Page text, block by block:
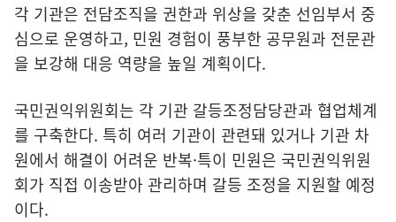
각 기관은 전담조직을 권한과 위상을 갖춘 선임부서 중
심으로 운영하고, 민원 경험이 풍부한 공무원과 전문관
을 보강해 대응 역량을 높일 계획이다.
국민권익위원회는 각 기관 갈등조정담당관과 협업체계
를 구축한다. 특히 여러 기관이 관련돼 있거나 기관 차
원에서 해결이 어려운 반복·특이 민원은 국민권익위원
회가 직접 이송받아 관리하며 갈등 조정을 지원할 예정
이다.